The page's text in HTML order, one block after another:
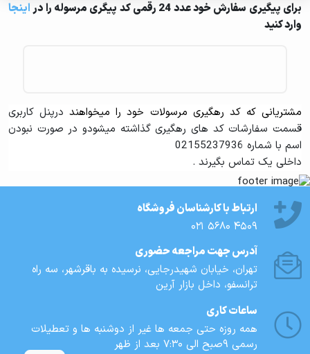
برای پیگیری سفارش خود عدد 24 رقمی کد پیگری مرسوله را در
اینجا
وارد کنید
مشتریانی که کد رهگیری مرسولات خود را میخواهند درپنل کاربری
قسمت سفارشات کد های رهگیری گذاشته میشودو در صورت نبودن
اسم با شماره 02155237936
داخلی یک تماس بگیرند .
ارتباط با کارشناسان فروشگاه
021 5680 4509
آدرس جهت مراجعه حضوری
تهران، خيابان شهيدرجايى، نرسیده به باقرشهر، سه راه
ترانسفو، داخل بازار آرین
ساعات کاری
همه روزه حتی جمعه ها غیر از دوشنبه ها و تعطیلات
رسمی 9صبح الی 7:30 بعد از ظهر